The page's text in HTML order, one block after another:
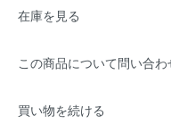
在庫を見る
この商品について問い合わ
買い物を続ける